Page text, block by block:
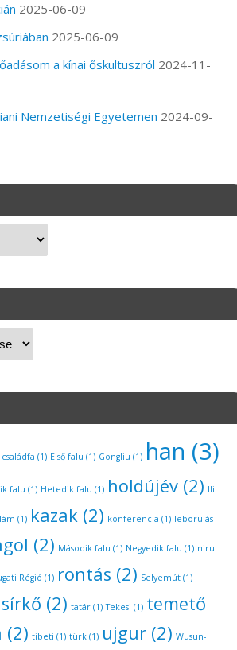
2025-06-09
2025-06-09
a kínai őskultuszról 2024-11-
Nemzetiségi Egyetemen 2024-09-
családfa (1) Első falu (1) Gongliu (1) han (3)
falu (1) Hetedik falu (1) holdújév(2) Ili
(1) kazak(2) konferencia (1) leborulás
(2) Második falu (1) Negyedik falu (1) niru
Régió (1) rontás (2) Selyemút(1)
sírkő (2) tatár(1) Tekesi (1) temető
(2) tibeti (1) türk(1) ujgur(2) Wusun-